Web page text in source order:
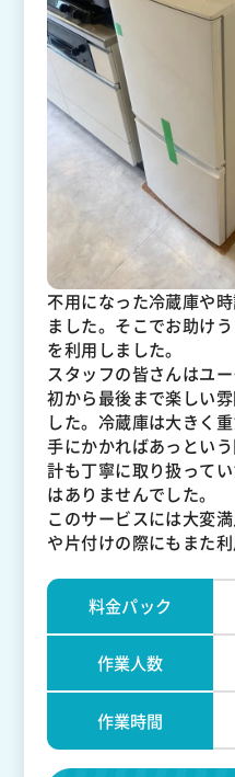
不用になった冷蔵庫や
ました。そこでお助け
を利用しました。
スタッフの皆さんはユ
初から最後まで楽しい
した。冷蔵庫は大きく
手にかかればあっとい
計も丁寧に取り扱って
はありませんでした。
このサービスには大変
や片付けの際にもまた
料金パック
作業人数
作業時間